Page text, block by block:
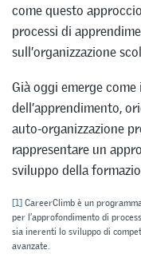
come questo
processi di
sull’organizzazione
Già oggi emerge
dell’apprendimento,
auto-organizzazione
rappresentare un
sviluppo della
[1]CareerClimb è un
per l’approfondimento di
sia inerenti lo sviluppo di
avanzate.